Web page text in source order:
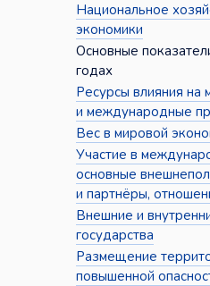
Национальное
экономики
Основные
годах
Ресурсы влияния
и международные
Вес в мировой
Участие в
основные
и партнёры,
Внешние и
государства
Размещение
повышенной